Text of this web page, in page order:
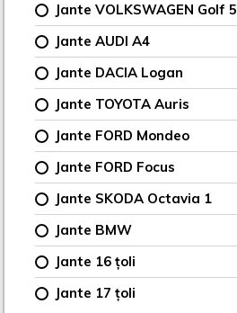
Jante VOLKSWAGEN Golf 5
Jante AUDI A4
Jante DACIA Logan
Jante TOYOTA Auris
Jante FORD Mondeo
Jante FORD Focus
Jante SKODA Octavia 1
Jante BMW
Jante 16 țoli
Jante 17 țoli